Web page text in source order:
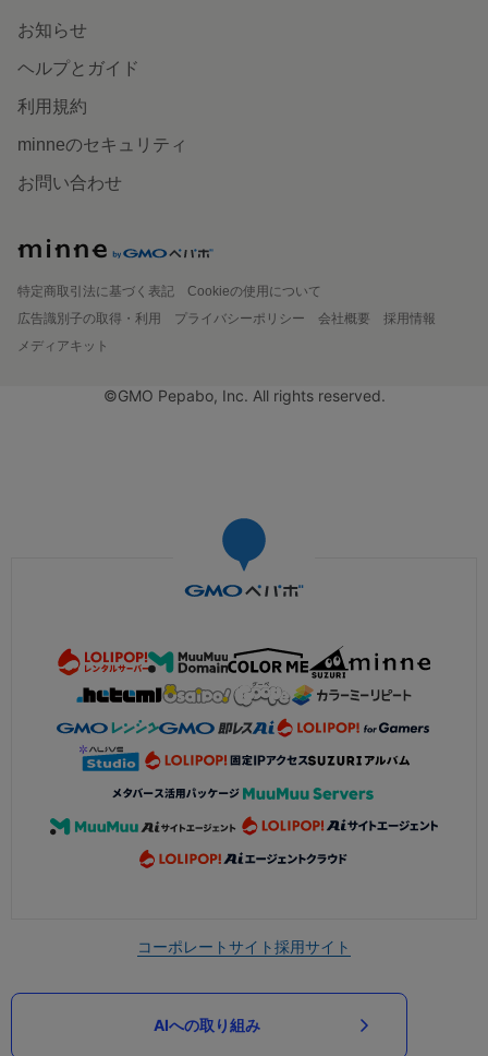
お知らせ
ヘルプとガイド
利用規約
minneのセキュリティ
お問い合わせ
特定商取引法に基づく表記
Cookieの使用について
広告識別子の取得・利用
プライバシーポリシー 会社概要
採用情報
メディアキット
©GMO Pepabo, Inc. All rights reserved.
コーポレートサイト採用サイト
AIへの取り組み